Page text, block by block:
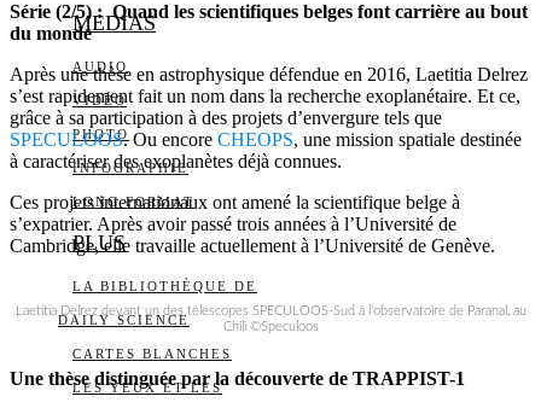
MEDIAS
AUDIO
VIDÉO
PHOTO
INFOGRAPHIE
LONG FORMAT
PLUS
LA BIBLIOTHÈQUE DE
DAILY SCIENCE
CARTES BLANCHES
LES YEUX ET LES
Série (2/5) : Quand les scientifiques belges font carrière au bout
du monde
Après une thèse en astrophysique défendue en 2016, Laetitia Delrez
s’est rapidement fait un nom dans la recherche exoplanétaire. Et ce,
grâce à sa participation à des projets d’envergure tels que
SPECULOOS. Ou encore CHEOPS, une mission spatiale destinée
à caractériser des exoplanètes déjà connues.
Ces projets internationaux ont amené la scientifique belge à
s’expatrier. Après avoir passé trois années à l’Université de
Cambridge, elle travaille actuellement à l’Université de Genève.
Laetitia Delrez devant un des télescopes SPECULOOS-Sud à l’observatoire de Paranal, au
Chili ©Speculoos
Une thèse distinguée par la découverte de TRAPPIST-1